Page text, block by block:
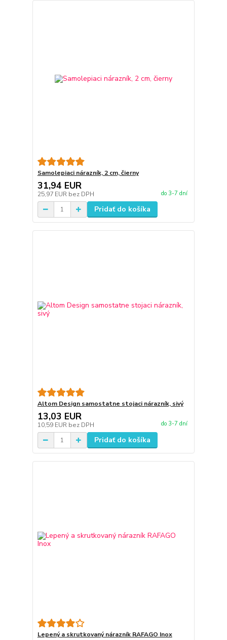
Samolepiaci nárazník, 2 cm, čierny
31,94 EUR
25,97 EUR bez DPH do 3-7 dní
Pridať do košíka
Altom Design samostatne stojaci nárazník, sivý
13,03 EUR
10,59 EUR bez DPH do 3-7 dní
Pridať do košíka
Lepený a skrutkovaný nárazník RAFAGO Inox